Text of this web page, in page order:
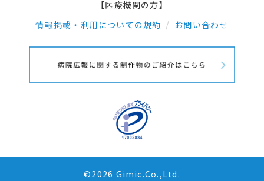
【医療機関の方】
情報掲載・利用についての規約
お問い合わせ
©2026 Gimic.Co.,Ltd.